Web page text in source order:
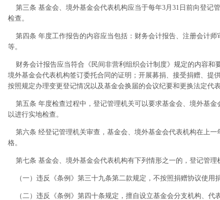
第三条 基金会、境外基金会代表机构应当于每年3月31日前向登记
检查。
第四条 年度工作报告的内容应当包括：财务会计报告、注册会计
等。
财务会计报告应当符合《民间非营利组织会计制度》规定的内容和
境外基金会代表机构签订委托合同的证明；开展募捐、接受捐赠、
按照规定办理变更登记情况以及基金会换届的会议纪要和更换法定代
第五条 年度检查过程中，登记管理机关可以要求基金会、境外基
以进行实地检查。
第六条 经登记管理机关审查，基金会、境外基金会代表机构在上
格。
第七条 基金会、境外基金会代表机构有下列情形之一的，登记管
（一）违反《条例》第三十九条第二款规定，不按照捐赠协议使用
（二）违反《条例》第四十条规定，擅自设立基金会分支机构、代